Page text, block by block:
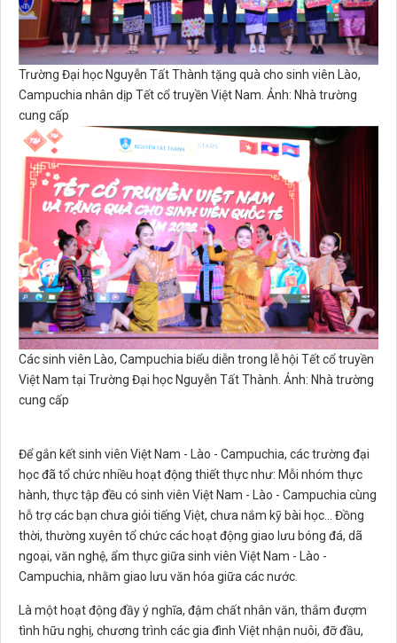
Trường Đại học Nguyễn Tất Thành tặng quà cho sinh viên Lào,
Campuchia nhân dịp Tết cổ truyền Việt Nam. Ảnh: Nhà trường
cung cấp
Các sinh viên Lào, Campuchia biểu diễn trong lễ hội Tết cổ truyền
Việt Nam tại Trường Đại học Nguyễn Tất Thành. Ảnh: Nhà trường
cung cấp
Để gắn kết sinh viên Việt Nam - Lào - Campuchia, các trường đại
học đã tổ chức nhiều hoạt động thiết thực như: Mỗi nhóm thực
hành, thực tập đều có sinh viên Việt Nam - Lào - Campuchia cùng
hỗ trợ các bạn chưa giỏi tiếng Việt, chưa nắm kỹ bài học… Đồng
thời, thường xuyên tổ chức các hoạt động giao lưu bóng đá, dã
ngoại, văn nghệ, ẩm thực giữa sinh viên Việt Nam - Lào -
Campuchia, nhằm giao lưu văn hóa giữa các nước.
Là một hoạt động đầy ý nghĩa, đậm chất nhân văn, thắm đượm
tình hữu nghị, chương trình các gia đình Việt nhận nuôi, đỡ đầu,